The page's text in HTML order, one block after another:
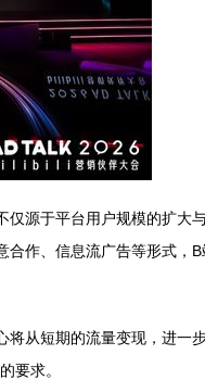
源于平台用户规模的扩大
作、信息流广告等形式，
从短期的流量变现，进一
要求。